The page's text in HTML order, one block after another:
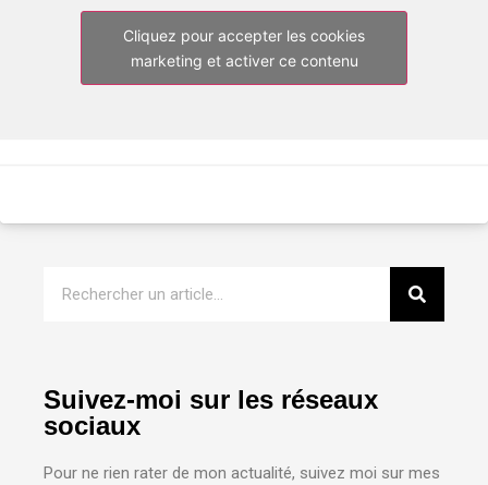
Cliquez pour accepter les cookies
marketing et activer ce contenu
Suivez-moi sur les réseaux
sociaux
Pour ne rien rater de mon actualité, suivez moi sur mes